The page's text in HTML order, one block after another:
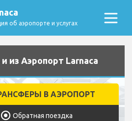
об аэропорте и услугах
из Аэропорт Larnaca
В АЭРОПОРТ
Обратная поездка